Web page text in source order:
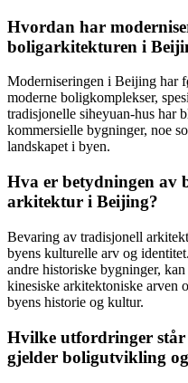
Hvordan har
boligarkitekturen i
Moderniseringen i Beijing har
moderne boligkomplekser,
tradisjonelle siheyuan-hus har
kommersielle bygninger, noe
landskapet i byen.
Hva er betydningen av
arkitektur i Beijing?
Bevaring av tradisjonell
byens kulturelle arv og
andre historiske bygninger,
kinesiske arkitektoniske arven
byens historie og kultur.
Hvilke utfordringer
gjelder boligutvikling